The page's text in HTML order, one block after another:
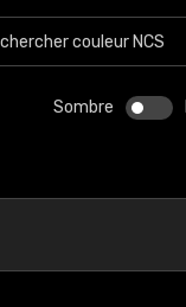
Sombre